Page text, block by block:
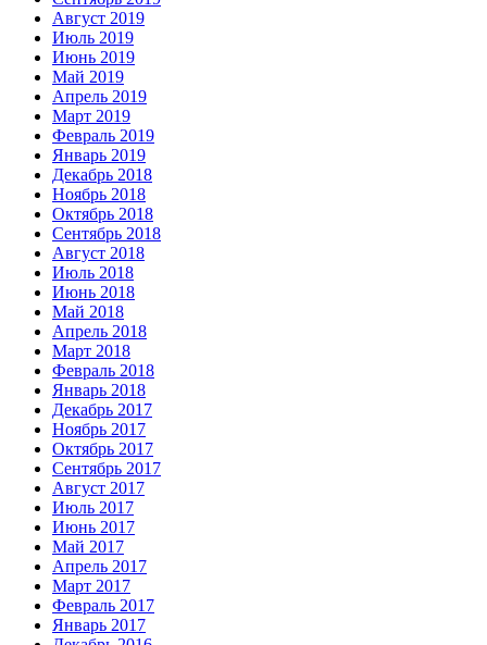
Август 2019
Июль 2019
Июнь 2019
Май 2019
Апрель 2019
Март 2019
Февраль 2019
Январь 2019
Декабрь 2018
Ноябрь 2018
Октябрь 2018
Сентябрь 2018
Август 2018
Июль 2018
Июнь 2018
Май 2018
Апрель 2018
Март 2018
Февраль 2018
Январь 2018
Декабрь 2017
Ноябрь 2017
Октябрь 2017
Сентябрь 2017
Август 2017
Июль 2017
Июнь 2017
Май 2017
Апрель 2017
Март 2017
Февраль 2017
Январь 2017